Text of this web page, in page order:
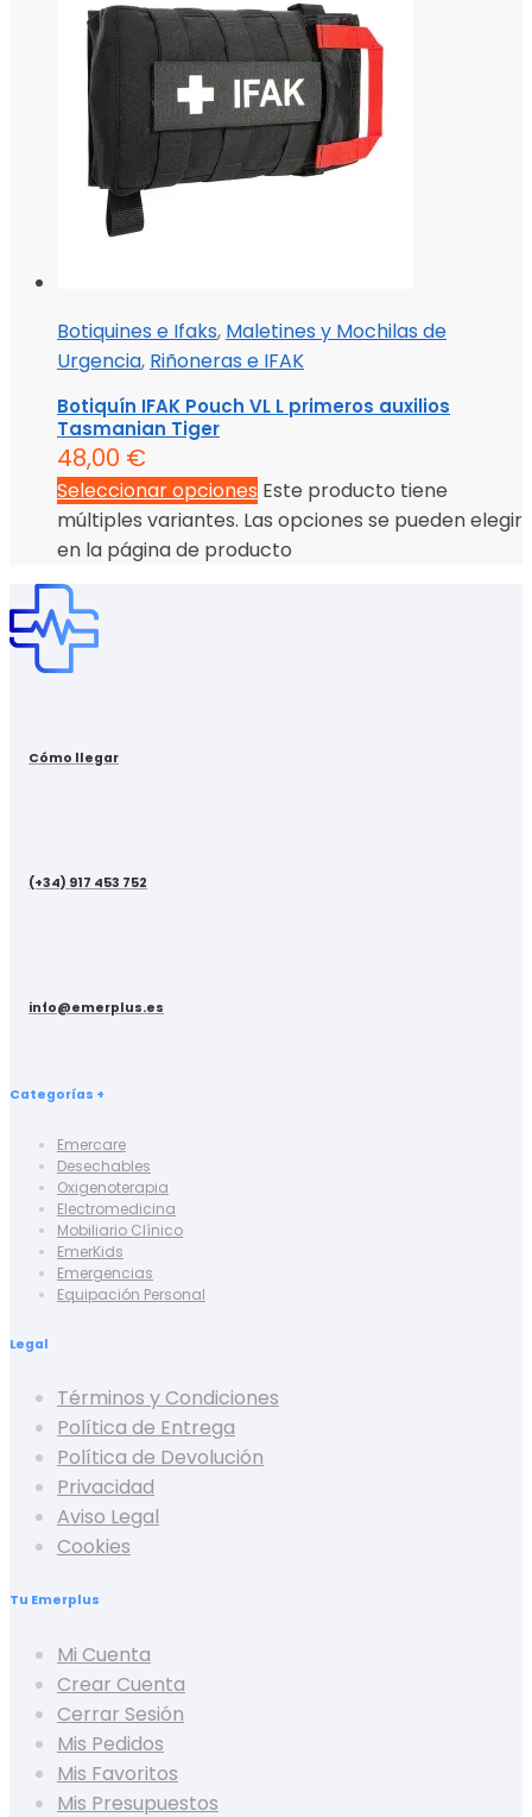
Botiquines e Ifaks, Maletines y Mochilas de
Urgencia, Riñoneras e IFAK
Botiquín IFAK Pouch VL L primeros auxilios
Tasmanian Tiger
48,00 €
Seleccionar opciones Este producto tiene
múltiples variantes. Las opciones se pueden elegir
en la página de producto
Cómo llegar
(+34) 917 453 752
info@emerplus.es
Categorías +
Emercare
Desechables
Oxigenoterapia
Electromedicina
Mobiliario Clínico
EmerKids
Emergencias
Equipación Personal
Legal
Términos y Condiciones
Política de Entrega
Política de Devolución
Privacidad
Aviso Legal
Cookies
Tu Emerplus
Mi Cuenta
Crear Cuenta
Cerrar Sesión
Mis Pedidos
Mis Favoritos
Mis Presupuestos